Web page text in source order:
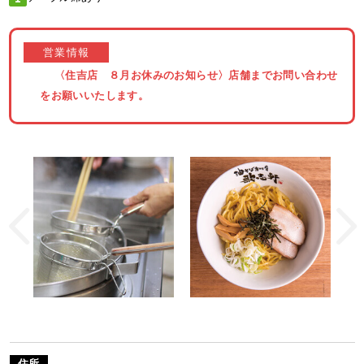
営業情報
〈住吉店 ８月お休みのお知らせ〉店舗までお問い合わせ
をお願いいたします。